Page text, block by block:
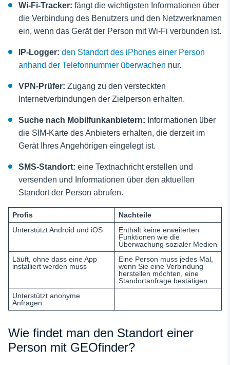
Wi-Fi-Tracker: fängt die wichtigsten Informationen über
die Verbindung des Benutzers und den Netzwerknamen
ein, wenn das Gerät der Person mit Wi-Fi verbunden ist.
IP-Logger: den Standort des iPhones einer Person
anhand der Telefonnummer überwachen nur.
VPN-Prüfer: Zugang zu den versteckten
Internetverbindungen der Zielperson erhalten.
Suche nach Mobilfunkanbietern: Informationen über
die SIM-Karte des Anbieters erhalten, die derzeit im
Gerät Ihres Angehörigen eingelegt ist.
SMS-Standort: eine Textnachricht erstellen und
versenden und Informationen über den aktuellen
Standort der Person abrufen.
Profis
Nachteile
Unterstützt Android und iOS
Enthält keine erweiterten
Funktionen wie die
Überwachung sozialer Medien
Läuft, ohne dass eine App
installiert werden muss
Eine Person muss jedes Mal,
wenn Sie eine Verbindung
herstellen möchten, eine
Standortanfrage bestätigen
Unterstützt anonyme
Anfragen
Wie findet man den Standort einer
Person mit GEOfinder?